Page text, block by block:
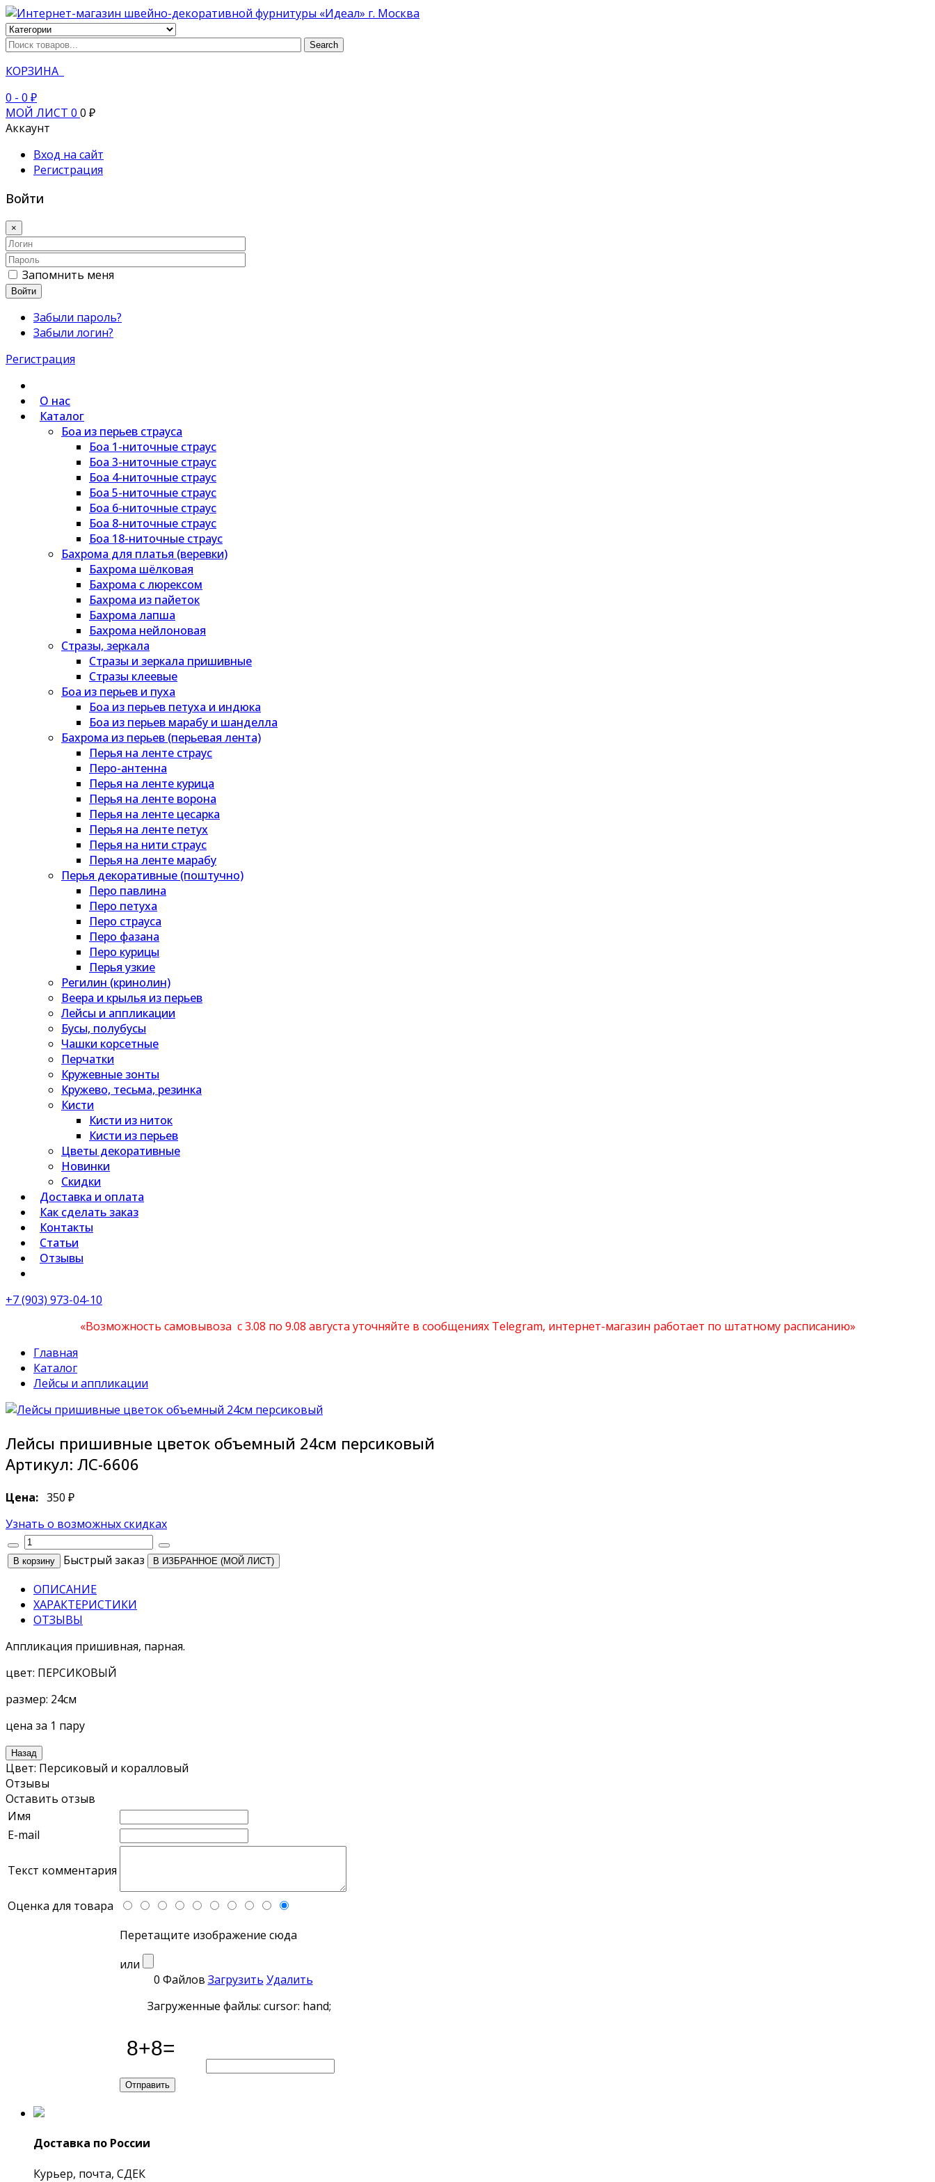
Search
КОРЗИНА
0 - 0 ₽
МОЙ ЛИСТ 0 0 ₽
Аккаунт
Вход на сайт
Регистрация
Войти
×
Запомнить меня
Войти
Забыли пароль?
Забыли логин?
Регистрация
О нас
Каталог
Боа из перьев страуса
Боа 1-ниточные страус
Боа 3-ниточные страус
Боа 4-ниточные страус
Боа 5-ниточные страус
Боа 6-ниточные страус
Боа 8-ниточные страус
Боа 18-ниточные страус
Бахрома для платья (веревки)
Бахрома шёлковая
Бахрома с люрексом
Бахрома из пайеток
Бахрома лапша
Бахрома нейлоновая
Стразы, зеркала
Стразы и зеркала пришивные
Стразы клеевые
Боа из перьев и пуха
Боа из перьев петуха и индюка
Боа из перьев марабу и шанделла
Бахрома из перьев (перьевая лента)
Перья на ленте страус
Перо-антенна
Перья на ленте курица
Перья на ленте ворона
Перья на ленте цесарка
Перья на ленте петух
Перья на нити страус
Перья на ленте марабу
Перья декоративные (поштучно)
Перо павлина
Перо петуха
Перо страуса
Перо фазана
Перо курицы
Перья узкие
Регилин (кринолин)
Веера и крылья из перьев
Лейсы и аппликации
Бусы, полубусы
Чашки корсетные
Перчатки
Кружевные зонты
Кружево, тесьма, резинка
Кисти
Кисти из ниток
Кисти из перьев
Цветы декоративные
Новинки
Скидки
Доставка и оплата
Как сделать заказ
Контакты
Статьи
Отзывы
+7 (903) 973-04-10
«Возможность самовывоза с 3.08 по 9.08 августа уточняйте в сообщениях Telegram, интернет-магазин работает по штатному расписанию»
Главная
Каталог
Лейсы и аппликации
Лейсы пришивные цветок объемный 24см персиковый
Артикул: ЛC-6606
Цена: 350 ₽
Узнать о возможных скидках
Быстрый заказ В ИЗБРАННОЕ (МОЙ ЛИСТ)
ОПИСАНИЕ
ХАРАКТЕРИСТИКИ
ОТЗЫВЫ
Аппликация пришивная, парная.
цвет: ПЕРСИКОВЫЙ
размер: 24см
цена за 1 пару
Цвет: Персиковый и коралловый
Отзывы
Оставить отзыв
Имя
E-mail
Текст комментария
Оценка для товара
Перетащите изображение сюда
или
0 Файлов Загрузить Удалить
Загруженные файлы: cursor: hand;
Доставка по России
Курьер, почта, СДЕК